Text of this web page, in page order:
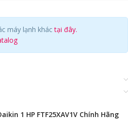
máy lạnh kháctại đây.
1 HP FTF25XAV1V Chính Hãng